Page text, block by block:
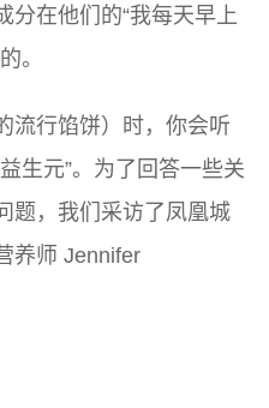
分在他们的“我每天早上
。
流行馅饼）时，你会听
生元”。为了回答一些关
题，我们采访了凤凰城
养师 Jennifer